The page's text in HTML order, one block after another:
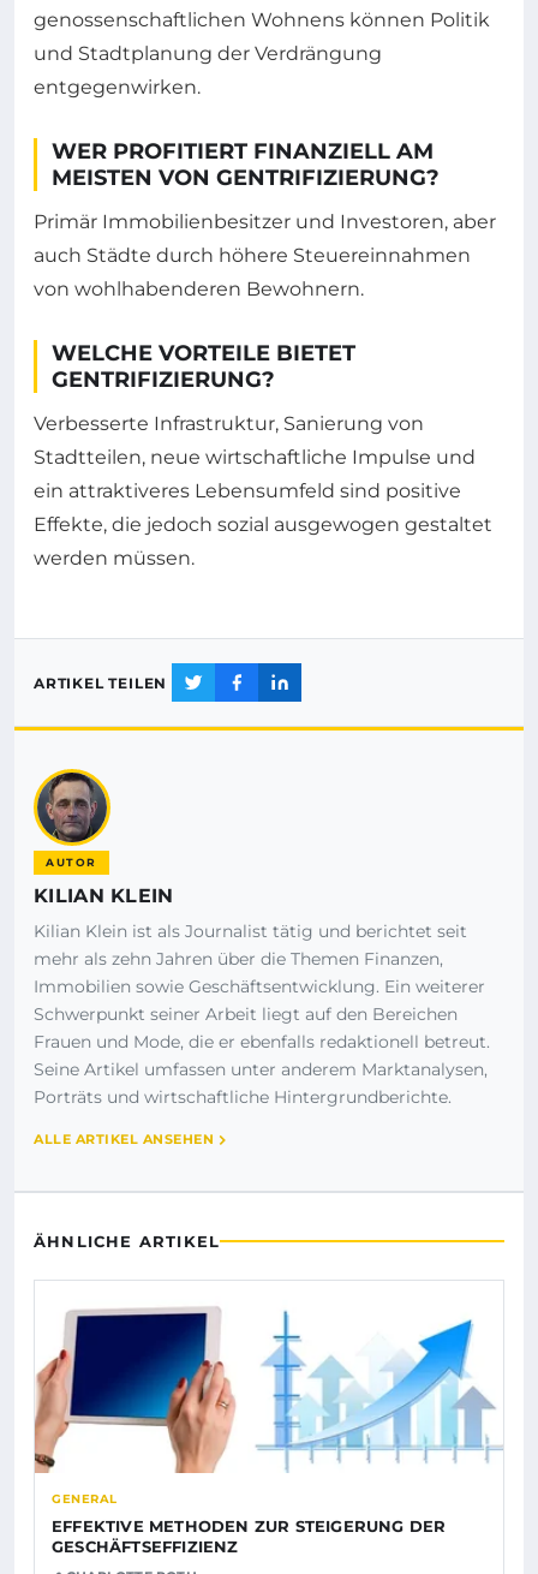
genossenschaftlichen Wohnens können Politik
und Stadtplanung der Verdrängung
entgegenwirken.
WER PROFITIERT FINANZIELL AM
MEISTEN VON GENTRIFIZIERUNG?
Primär Immobilienbesitzer und Investoren, aber
auch Städte durch höhere Steuereinnahmen
von wohlhabenderen Bewohnern.
WELCHE VORTEILE BIETET
GENTRIFIZIERUNG?
Verbesserte Infrastruktur, Sanierung von
Stadtteilen, neue wirtschaftliche Impulse und
ein attraktiveres Lebensumfeld sind positive
Effekte, die jedoch sozial ausgewogen gestaltet
werden müssen.
ARTIKEL TEILEN
AUTOR
KILIAN KLEIN
Kilian Klein ist als Journalist tätig und berichtet seit
mehr als zehn Jahren über die Themen Finanzen,
Immobilien sowie Geschäftsentwicklung. Ein weiterer
Schwerpunkt seiner Arbeit liegt auf den Bereichen
Frauen und Mode, die er ebenfalls redaktionell betreut.
Seine Artikel umfassen unter anderem Marktanalysen,
Porträts und wirtschaftliche Hintergrundberichte.
ALLE ARTIKEL ANSEHEN
ÄHNLICHE ARTIKEL
GENERAL
EFFEKTIVE METHODEN ZUR STEIGERUNG DER
GESCHÄFTSEFFIZIENZ